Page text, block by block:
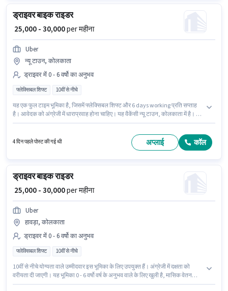
ड्राइवर बाइक राइडर
₹ 25,000 - 30,000per महीना
Uber
न्यू टाउन, कोलकाता
ड्राइवर में 0 - 6 वर्षो का अनुभव
फ्लेक्सिबल शिफ्ट 10वीं से नीचे
यह एक फुल टाइम भूमिका है, जिसमें फ्लेक्सिबल शिफ्ट और 6 days working प्रति सप्ताह
है। आवेदक को अंग्रेजी में धाराप्रवाह होना चाहिए। यह वैकेंसी न्यू टाउन, कोलकाता में है। इस
रहेगा।
4 दिन पहले पोस्ट की गई थी अप्लाई कॉल
ड्राइवर बाइक राइडर
₹ 25,000 - 30,000per महीना
Uber
हावड़ा, कोलकाता
ड्राइवर में 0 - 6 वर्षो का अनुभव
फ्लेक्सिबल शिफ्ट 10वीं से नीचे
10वीं से नीचे योग्यता वाले उम्मीदवार इस भूमिका के लिए उपयुक्त हैं। अंग्रेजी में दक्षता को
वरीयता दी जाएगी। यह भूमिका 0 - 6 वर्षो वर्ष के अनुभव वाले के लिए खुली है, मासिक वेतन